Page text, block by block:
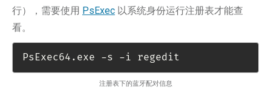
行），需要使用 PsExec 以系统身份运行注册表才能查
看。
PsExec64.exe -s -i regedit
注册表下的蓝牙配对信息